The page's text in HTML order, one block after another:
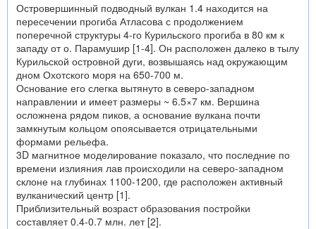
Островершинный подводный вулкан 1.4 находится на
пересечении прогиба Атласова с продолжением
поперечной структуры 4-го Курильского прогиба в 80 км к
западу от о. Парамушир [1-4]. Он расположен далеко в тылу
Курильской островной дуги, возвышаясь над окружающим
дном Охотского моря на 650-700 м.
Основание его слегка вытянуто в северо-западном
направлении и имеет размеры ~ 6.5×7 км. Вершина
осложнена рядом пиков, а основание вулкана почти
замкнутым кольцом опоясывается отрицательными
формами рельефа.
3D магнитное моделирование показало, что последние по
времени излияния лав происходили на северо-западном
склоне на глубинах 1100-1200, где расположен активный
вулканический центр [1].
Приблизительный возраст образования постройки
составляет 0.4-0.7 млн. лет [2].